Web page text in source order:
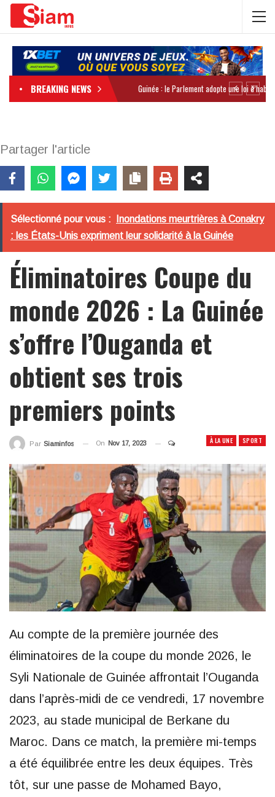
BREAKING NEWS
Partager l'article
Sélectionné pour vous :
Inondations meurtrières à Conakry
: les États-Unis expriment leur solidarité à la Guinée
Éliminatoires Coupe du
monde 2026 : La Guinée
s’offre l’Ouganda et
obtient ses trois
premiers points
À LA UNE SPORT
Par Siaminfos On Nov 17, 2023
Au compte de la première journée des
éliminatoires de la coupe du monde 2026, le
Syli Nationale de Guinée affrontait l’Ouganda
dans l’après-midi de ce vendredi, 17 novembre
2023, au stade municipal de Berkane du
Maroc. Dans ce match, la première mi-temps
a été équilibrée entre les deux équipes. Très
tôt, sur une passe de Mohamed Bayo,